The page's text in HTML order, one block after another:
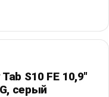
S10 FE 10,9"
серый